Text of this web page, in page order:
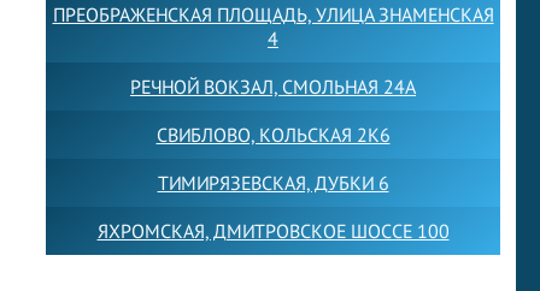
ПРЕОБРАЖЕНСКАЯ ПЛОЩАДЬ, УЛИЦА ЗНАМЕНСКАЯ
4
РЕЧНОЙ ВОКЗАЛ, СМОЛЬНАЯ 24А
СВИБЛОВО, КОЛЬСКАЯ 2К6
ТИМИРЯЗЕВСКАЯ, ДУБКИ 6
ЯХРОМСКАЯ, ДМИТРОВСКОЕ ШОССЕ 100